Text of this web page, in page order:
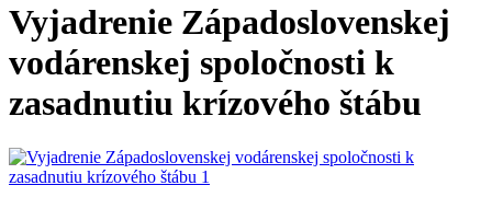
Vyjadrenie Západoslovenskej
vodárenskej spoločnosti k
zasadnutiu krízového štábu